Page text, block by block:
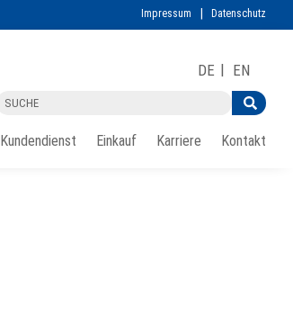
Impressum Datenschutz
DE EN
Kundendienst Einkauf Karriere Kontakt